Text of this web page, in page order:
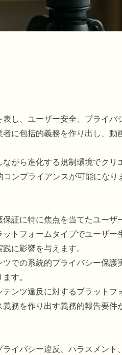
し、ユーザー安全、プライバ
に包括的義務を作り出し、動
がら進化する規制環境でクリ
ンプライアンスが可能になり
証に特に焦点を当てたユーザ
トフォームタイプでユーザー
に影響を与えます。
での系統的プライバシー保護
す。
ンツ違反に対するプラットフ
務を作り出す義務的報告要件
イバシー違反、ハラスメント